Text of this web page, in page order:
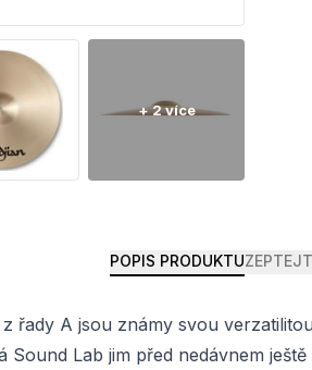
POPIS PRODUKTU
řady A jsou známy svou
Lab jim před nedávnem